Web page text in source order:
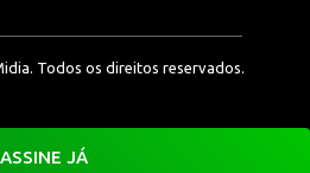
Todos os direitos reservados.
ASSINE JÁ